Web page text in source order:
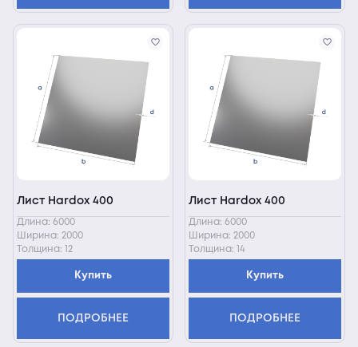
Лист Hardox 400
Длина: 6000
Ширина: 2000
Толщина: 12
Купить
ПОДРОБНЕЕ
Лист Hardox 400
Длина: 6000
Ширина: 2000
Толщина: 14
Купить
ПОДРОБНЕЕ